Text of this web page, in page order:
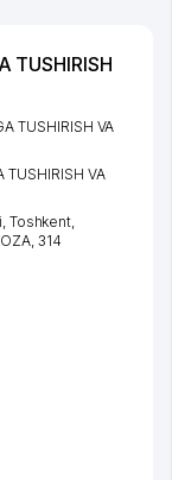
TUSHIRISH
TUSHIRISH VA
TUSHIRISH VA
Toshkent
, 314